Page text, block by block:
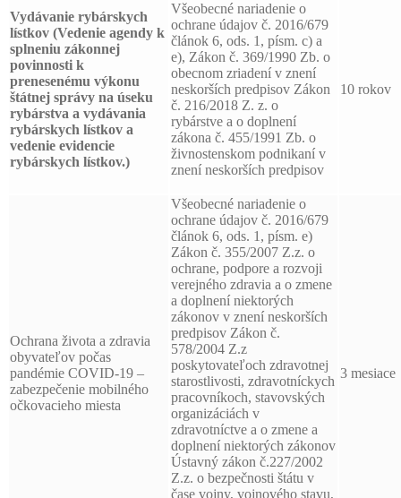
Vydávanie rybárskych
lístkov (Vedenie agendy k
splneniu zákonnej
povinnosti k
prenesenému výkonu
štátnej správy na úseku
rybárstva a vydávania
rybárskych lístkov a
vedenie evidencie
rybárskych lístkov.)
Všeobecné nariadenie o
ochrane údajov č. 2016/679
článok 6, ods. 1, písm. c) a
e), Zákon č. 369/1990 Zb. o
obecnom zriadení v znení
neskorších predpisov Zákon
č. 216/2018 Z. z. o
rybárstve a o doplnení
zákona č. 455/1991 Zb. o
živnostenskom podnikaní v
znení neskorších predpisov
10 rokov
Ochrana života a zdravia
obyvateľov počas
pandémie COVID-19 –
zabezpečenie mobilného
očkovacieho miesta
Všeobecné nariadenie o
ochrane údajov č. 2016/679
článok 6, ods. 1, písm. e)
Zákon č. 355/2007 Z.z. o
ochrane, podpore a rozvoji
verejného zdravia a o zmene
a doplnení niektorých
zákonov v znení neskorších
predpisov Zákon č.
578/2004 Z.z
poskytovateľoch zdravotnej
starostlivosti, zdravotníckych
pracovníkoch, stavovských
organizáciách v
zdravotníctve a o zmene a
doplnení niektorých zákonov
Ústavný zákon č.227/2002
Z.z. o bezpečnosti štátu v
čase vojny, vojnového stavu,
3 mesiace